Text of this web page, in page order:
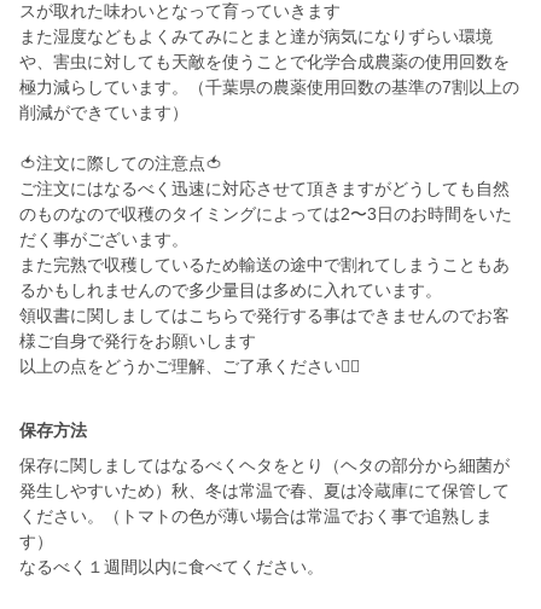
スが取れた味わいとなって育っていきます
また湿度などもよくみてみにとまと達が病気になりずらい環境
や、害虫に対しても天敵を使うことで化学合成農薬の使用回数を
極力減らしています。（千葉県の農薬使用回数の基準の7割以上の
削減ができています）
🍅注文に際しての注意点🍅
ご注文にはなるべく迅速に対応させて頂きますがどうしても自然
のものなので収穫のタイミングによっては2〜3日のお時間をいた
だく事がございます。
また完熟で収穫しているため輸送の途中で割れてしまうこともあ
るかもしれませんので多少量目は多めに入れています。
領収書に関しましてはこちらで発行する事はできませんのでお客
様ご自身で発行をお願いします
以上の点をどうかご理解、ご了承ください🙇‍♂️
保存方法
保存に関しましてはなるべくヘタをとり（ヘタの部分から細菌が
発生しやすいため）秋、冬は常温で春、夏は冷蔵庫にて保管して
ください。（トマトの色が薄い場合は常温でおく事で追熟しま
す）
なるべく１週間以内に食べてください。